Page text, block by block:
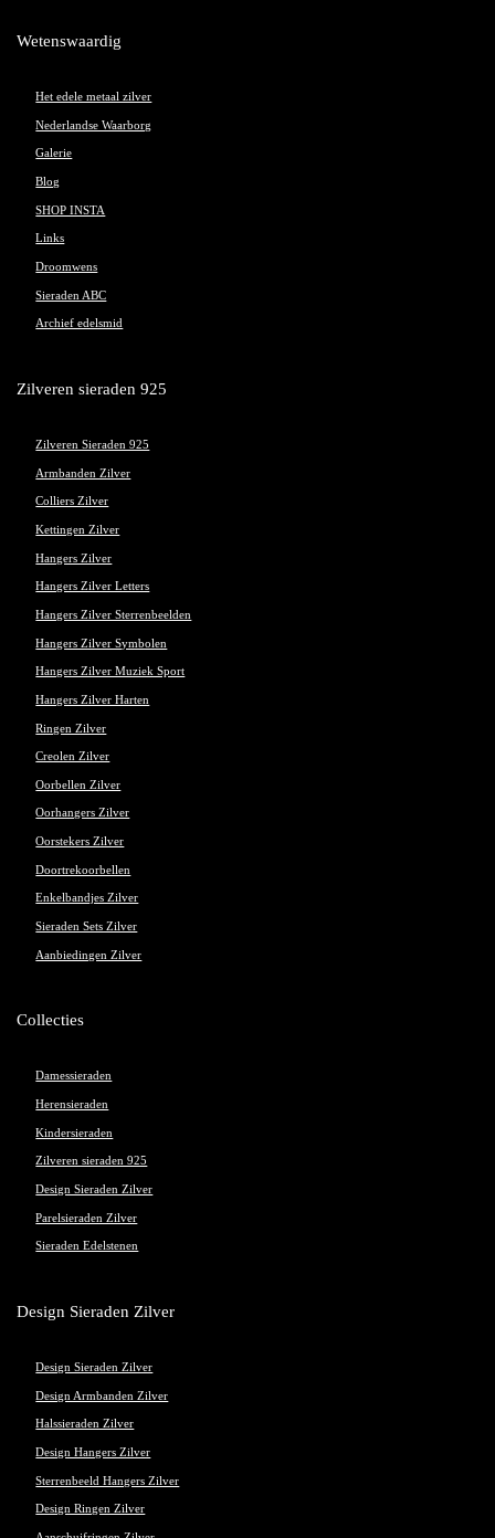
Wetenswaardig
Het edele metaal zilver
Nederlandse Waarborg
Galerie
Blog
SHOP INSTA
Links
Droomwens
Sieraden ABC
Archief edelsmid
Zilveren sieraden 925
Zilveren Sieraden 925
Armbanden Zilver
Colliers Zilver
Kettingen Zilver
Hangers Zilver
Hangers Zilver Letters
Hangers Zilver Sterrenbeelden
Hangers Zilver Symbolen
Hangers Zilver Muziek Sport
Hangers Zilver Harten
Ringen Zilver
Creolen Zilver
Oorbellen Zilver
Oorhangers Zilver
Oorstekers Zilver
Doortrekoorbellen
Enkelbandjes Zilver
Sieraden Sets Zilver
Aanbiedingen Zilver
Collecties
Damessieraden
Herensieraden
Kindersieraden
Zilveren sieraden 925
Design Sieraden Zilver
Parelsieraden Zilver
Sieraden Edelstenen
Design Sieraden Zilver
Design Sieraden Zilver
Design Armbanden Zilver
Halssieraden Zilver
Design Hangers Zilver
Sterrenbeeld Hangers Zilver
Design Ringen Zilver